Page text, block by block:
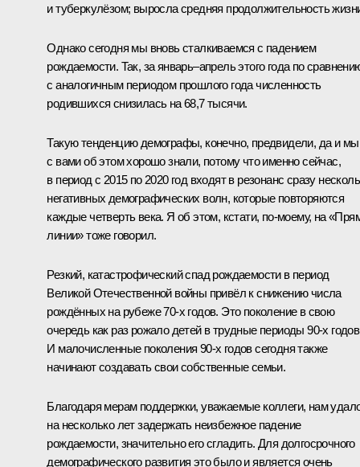
и туберкулёзом; выросла средняя продолжительность
Однако сегодня мы вновь сталкиваемся с падением
рождаемости. Так, за январь–апрель этого года по
с аналогичным периодом прошлого года численность
родившихся снизилась на 68,7 тысячи.
Такую тенденцию демографы, конечно, предвидели, да и мы
с вами об этом хорошо знали, потому что именно сейчас,
в период с 2015 по 2020 год входят в резонанс сразу
негативных демографических волн, которые повторяются
каждые четверть века. Я об этом, кстати, по-моему, на
линии» тоже говорил.
Резкий, катастрофический спад рождаемости в период
Великой Отечественной войны привёл к снижению числа
рождённых на рубеже 70‑х годов. Это поколение в свою
очередь как раз рожало детей в трудные периоды 90‑х
И малочисленные поколения 90‑х годов сегодня также
начинают создавать свои собственные семьи.
Благодаря мерам поддержки, уважаемые коллеги, нам
на несколько лет задержать неизбежное падение
рождаемости, значительно его сгладить. Для долгосрочного
демографического развития это было и является очень